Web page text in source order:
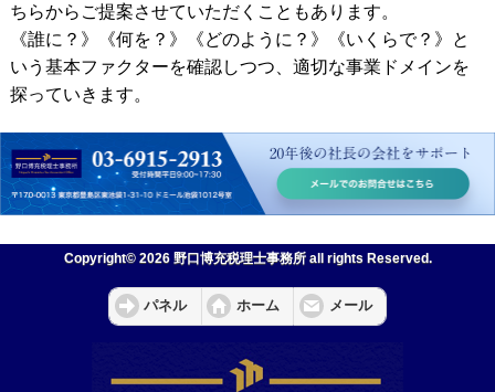
ちらからご提案させていただくこともあります。
《誰に？》《何を？》《どのように？》《いくらで？》と
いう基本ファクターを確認しつつ、適切な事業ドメインを
探っていきます。
Copyright© 2026 野口博充税理士事務所 all rights Reserved.
パネル ホーム メール